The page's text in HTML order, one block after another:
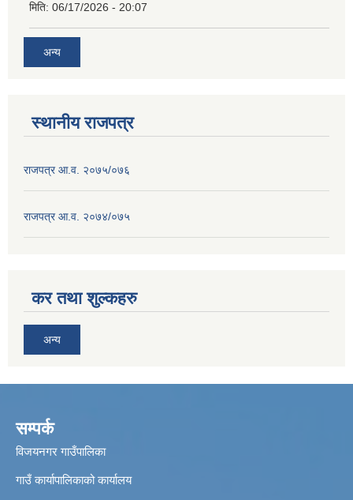
मिति: 06/17/2026 - 20:07
अन्य
स्थानीय राजपत्र
राजपत्र आ.व. २०७५/०७६
राजपत्र आ.व. २०७४/०७५
कर तथा शुल्कहरु
अन्य
सम्पर्क
विजयनगर गाउँपालिका
गाउँ कार्यापालिकाको कार्यालय